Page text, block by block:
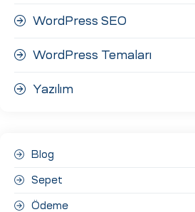
WordPress SEO
WordPress Temaları
Yazılım
Blog
Sepet
Ödeme